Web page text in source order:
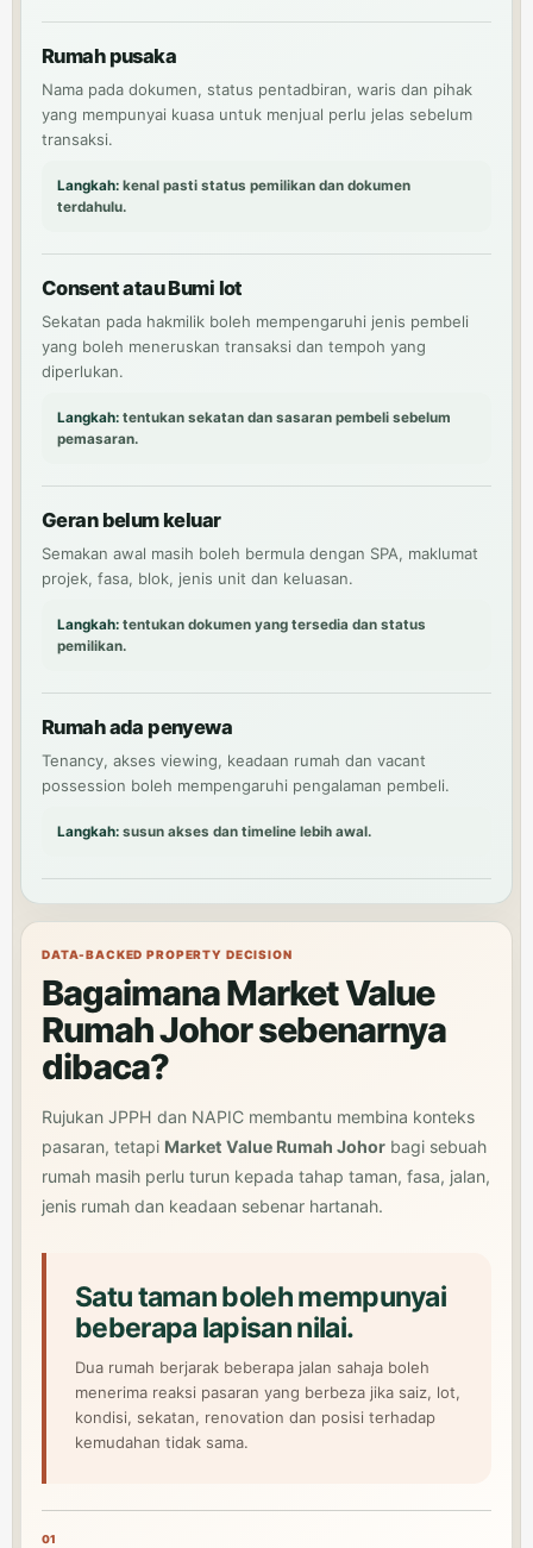
Rumah pusaka
Nama pada dokumen, status pentadbiran, waris dan pihak
yang mempunyai kuasa untuk menjual perlu jelas sebelum
transaksi.
Langkah: kenal pasti status pemilikan dan dokumen
terdahulu.
Consent atau Bumi lot
Sekatan pada hakmilik boleh mempengaruhi jenis pembeli
yang boleh meneruskan transaksi dan tempoh yang
diperlukan.
Langkah: tentukan sekatan dan sasaran pembeli sebelum
pemasaran.
Geran belum keluar
Semakan awal masih boleh bermula dengan SPA, maklumat
projek, fasa, blok, jenis unit dan keluasan.
Langkah: tentukan dokumen yang tersedia dan status
pemilikan.
Rumah ada penyewa
Tenancy, akses viewing, keadaan rumah dan vacant
possession boleh mempengaruhi pengalaman pembeli.
Langkah: susun akses dan timeline lebih awal.
DATA-BACKED PROPERTY DECISION
Bagaimana Market Value
Rumah Johor sebenarnya
dibaca?
Rujukan JPPH dan NAPIC membantu membina konteks
pasaran, tetapi Market Value Rumah Johor bagi sebuah
rumah masih perlu turun kepada tahap taman, fasa, jalan,
jenis rumah dan keadaan sebenar hartanah.
Satu taman boleh mempunyai
beberapa lapisan nilai.
Dua rumah berjarak beberapa jalan sahaja boleh
menerima reaksi pasaran yang berbeza jika saiz, lot,
kondisi, sekatan, renovation dan posisi terhadap
kemudahan tidak sama.
01